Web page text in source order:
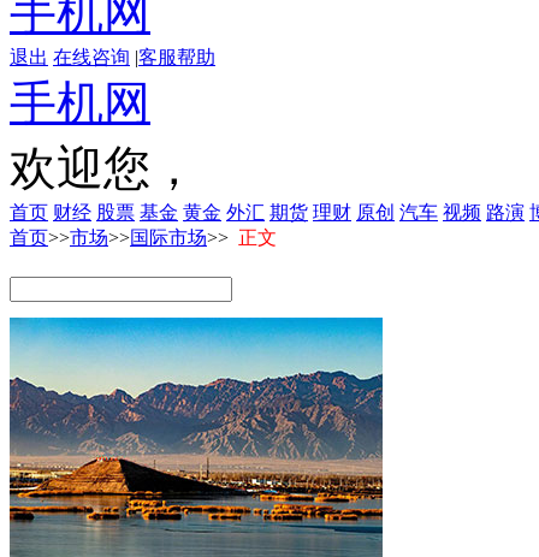
手机网
退出 在线咨询 |客服帮助
手机网
欢迎您，
首页 财经 股票 基金 黄金 外汇 期货 理财 原创 汽车 视频 路演
首页>>市场>>国际市场>> 正文